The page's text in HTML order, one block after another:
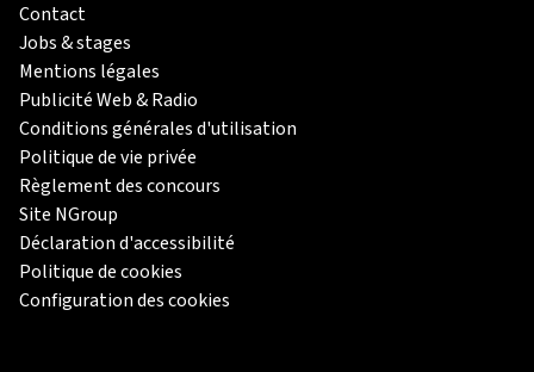
Contact
Jobs & stages
Mentions légales
Publicité Web & Radio
Conditions générales d'utilisation
Politique de vie privée
Règlement des concours
Site NGroup
Déclaration d'accessibilité
Politique de cookies
Configuration des cookies